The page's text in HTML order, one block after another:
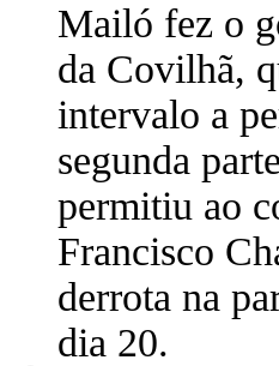
Mailó fez o
da Covilhã,
intervalo a
segunda
permitiu ao
Francisco
derrota na
dia 20.